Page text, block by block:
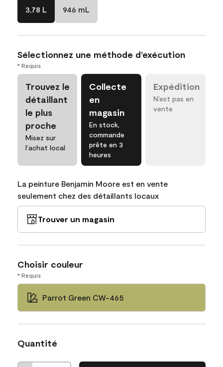
3,78 L 946 mL
Sélectionnez une méthode d’exécution
* Requis
Trouvez le
détaillant
le plus
proche
Misez sur
l’achat local
Collecte
en
magasin
En stock,
commande
prête en 3
heures
Expédition
N’est pas en
vente
La peinture Benjamin Moore est en vente
seulement chez des détaillants locaux
Trouver un magasin
Choisir couleur
* Requis
Parrot Green CW-465
Quantité